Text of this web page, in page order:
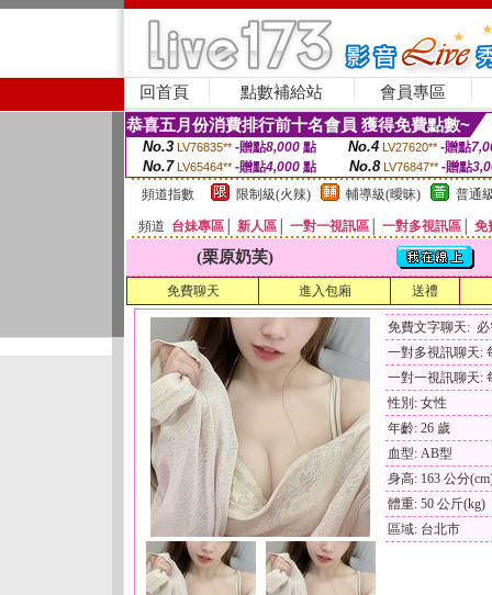
回首頁 點數補給站 會員專區
恭喜五月份消費排行前十名會員 獲得免費點數~
No.3 LV76835** -贈點8,000點 No.4 LV27620** -贈點
No.7 LV65464** -贈點4,000 點 No.8 LV76847** -贈點
頻道指數
限制級(火辣) 輔導級(曖昧) 普通
頻道 台妹專區 新人區 一對一視訊區 一對多視訊區 免
(栗原奶芙)
免費聊天 進入包廂 送禮
免費文字聊天:
一對多視訊聊天:
一對一視訊聊天:
性別: 女性
年齡: 26 歲
血型: AB型
身高: 163 公分
體重: 50 公斤(kg)
區域: 台北市